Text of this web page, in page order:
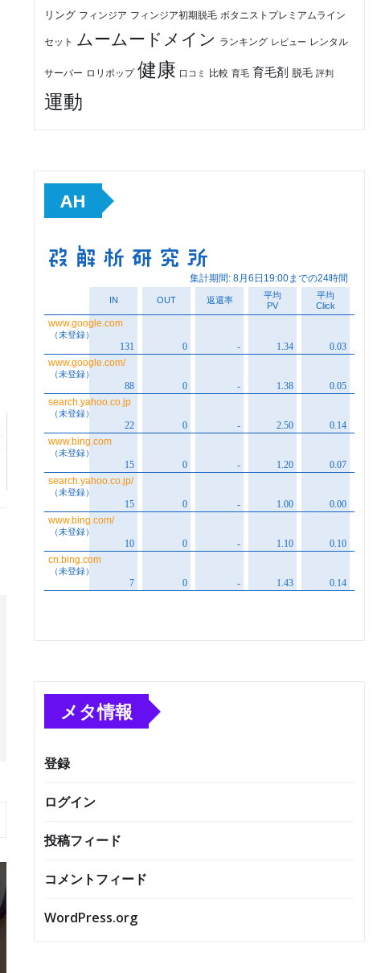
リング フィンジア フィンジア初期脱毛 ボタニストプレミアムライン
セット ムームードメイン ランキング レビュー レンタル
サーバー ロリポップ 健康 口コミ 比較 育毛 育毛剤 脱毛 評判
運動
AH
メタ情報
登録
ログイン
投稿フィード
コメントフィード
WordPress.org